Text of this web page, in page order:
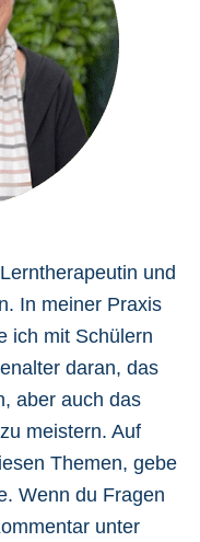
und
In meiner Praxis
ich mit Schülern
daran, das
aber auch das
meistern. Auf
Themen, gebe
Wenn du Fragen
unter